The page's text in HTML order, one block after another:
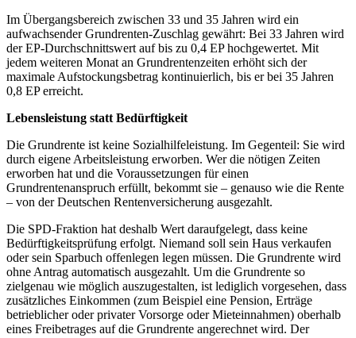
Im Übergangsbereich zwischen 33 und 35 Jahren wird ein
aufwachsender Grundrenten-Zuschlag gewährt: Bei 33 Jahren wird
der EP-Durchschnittswert auf bis zu 0,4 EP hochgewertet. Mit
jedem weiteren Monat an Grundrentenzeiten erhöht sich der
maximale Aufstockungsbetrag kontinuierlich, bis er bei 35 Jahren
0,8 EP erreicht.
Lebensleistung statt Bedürftigkeit
Die Grundrente ist keine Sozialhilfeleistung. Im Gegenteil: Sie wird
durch eigene Arbeitsleistung erworben. Wer die nötigen Zeiten
erworben hat und die Voraussetzungen für einen
Grundrentenanspruch erfüllt, bekommt sie – genauso wie die Rente
– von der Deutschen Rentenversicherung ausgezahlt.
Die SPD-Fraktion hat deshalb Wert daraufgelegt, dass keine
Bedürftigkeitsprüfung erfolgt. Niemand soll sein Haus verkaufen
oder sein Sparbuch offenlegen legen müssen. Die Grundrente wird
ohne Antrag automatisch ausgezahlt. Um die Grundrente so
zielgenau wie möglich auszugestalten, ist lediglich vorgesehen, dass
zusätzliches Einkommen (zum Beispiel eine Pension, Erträge
betrieblicher oder privater Vorsorge oder Mieteinnahmen) oberhalb
eines Freibetrages auf die Grundrente angerechnet wird. Der